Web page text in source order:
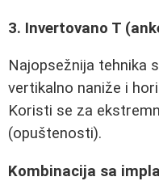
3. Invertovano T
Najopsežnija tehnika
vertikalno naniže i
Koristi se za
(opuštenosti).
Kombinacija sa